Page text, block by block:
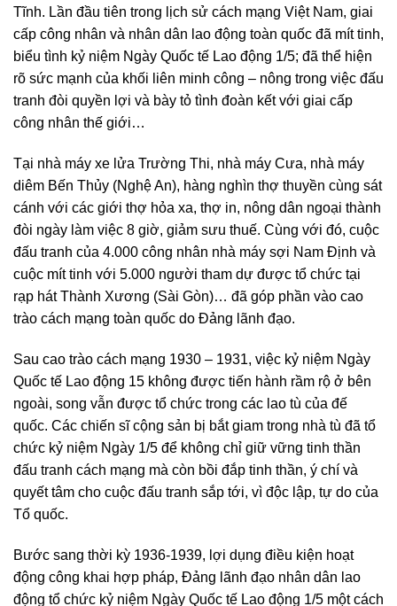
Tĩnh. Lần đầu tiên trong lịch sử cách mạng Việt Nam, giai
cấp công nhân và nhân dân lao động toàn quốc đã mít tinh,
biểu tình kỷ niệm Ngày Quốc tế Lao động 1/5; đã thể hiện
rõ sức mạnh của khối liên minh công – nông trong việc đấu
tranh đòi quyền lợi và bày tỏ tình đoàn kết với giai cấp
công nhân thế giới…
Tại nhà máy xe lửa Trường Thi, nhà máy Cưa, nhà máy
diêm Bến Thủy (Nghệ An), hàng nghìn thợ thuyền cùng sát
cánh với các giới thợ hỏa xa, thợ in, nông dân ngoại thành
đòi ngày làm việc 8 giờ, giảm sưu thuế. Cùng với đó, cuộc
đấu tranh của 4.000 công nhân nhà máy sợi Nam Định và
cuộc mít tinh với 5.000 người tham dự được tổ chức tại
rạp hát Thành Xương (Sài Gòn)… đã góp phần vào cao
trào cách mạng toàn quốc do Đảng lãnh đạo.
Sau cao trào cách mạng 1930 – 1931, việc kỷ niệm Ngày
Quốc tế Lao động 15 không được tiến hành rầm rộ ở bên
ngoài, song vẫn được tổ chức trong các lao tù của đế
quốc. Các chiến sĩ cộng sản bị bắt giam trong nhà tù đã tổ
chức kỷ niệm Ngày 1/5 để không chỉ giữ vững tinh thần
đấu tranh cách mạng mà còn bồi đắp tinh thần, ý chí và
quyết tâm cho cuộc đấu tranh sắp tới, vì độc lập, tự do của
Tổ quốc.
Bước sang thời kỳ 1936-1939, lợi dụng điều kiện hoạt
động công khai hợp pháp, Đảng lãnh đạo nhân dân lao
động tổ chức kỷ niệm Ngày Quốc tế Lao động 1/5 một cách